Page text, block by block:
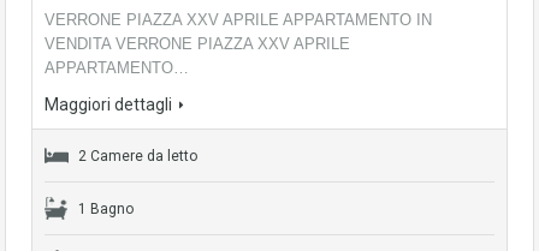
VERRONE PIAZZA XXV APRILE APPARTAMENTO IN
VENDITA VERRONE PIAZZA XXV APRILE
APPARTAMENTO…
Maggiori dettagli
2 Camere da letto
1 Bagno